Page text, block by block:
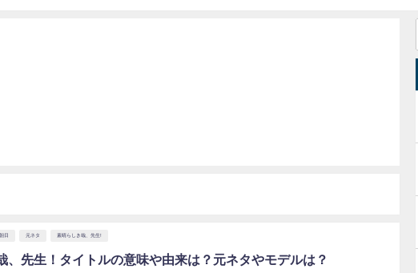
日 元ネタ 素晴らしき哉、先生!
、先生！タイトルの意味や由来は？元ネタやモデルは？